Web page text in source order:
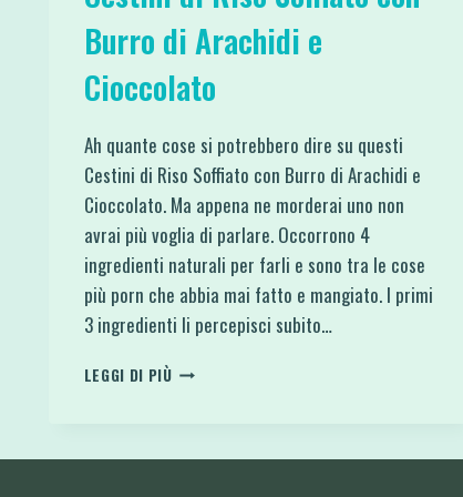
Burro di Arachidi e
Cioccolato
Ah quante cose si potrebbero dire su questi
Cestini di Riso Soffiato con Burro di Arachidi e
Cioccolato. Ma appena ne morderai uno non
avrai più voglia di parlare. Occorrono 4
ingredienti naturali per farli e sono tra le cose
più porn che abbia mai fatto e mangiato. I primi
3 ingredienti li percepisci subito…
LEGGI DI PIÙCESTINI
CON